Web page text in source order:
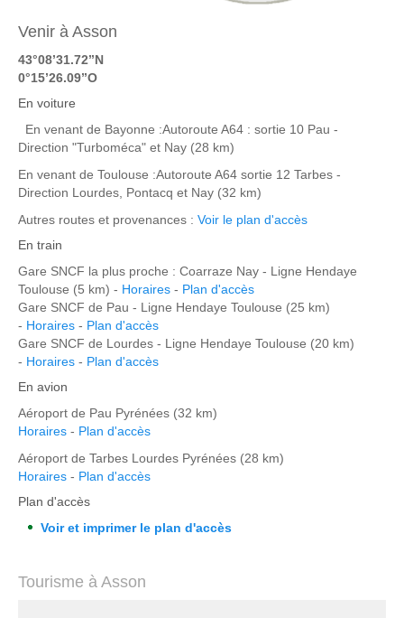
Venir à Asson
43°08’31.72’’N
0°15’26.09’’O
En voiture
En venant de Bayonne :Autoroute A64 : sortie 10 Pau -
Direction "Turboméca" et Nay (28 km)
En venant de Toulouse :Autoroute A64 sortie 12 Tarbes -
Direction Lourdes, Pontacq et Nay (32 km)
Autres routes et provenances : Voir le plan d'accès
En train
Gare SNCF la plus proche : Coarraze Nay - Ligne Hendaye
Toulouse (5 km) - Horaires - Plan d'accès
Gare SNCF de Pau - Ligne Hendaye Toulouse (25 km)
- Horaires - Plan d'accès
Gare SNCF de Lourdes - Ligne Hendaye Toulouse (20 km)
- Horaires - Plan d'accès
En avion
Aéroport de Pau Pyrénées (32 km)
Horaires - Plan d'accès
Aéroport de Tarbes Lourdes Pyrénées (28 km)
Horaires - Plan d'accès
Plan d'accès
Voir et imprimer le plan d'accès
Tourisme à Asson